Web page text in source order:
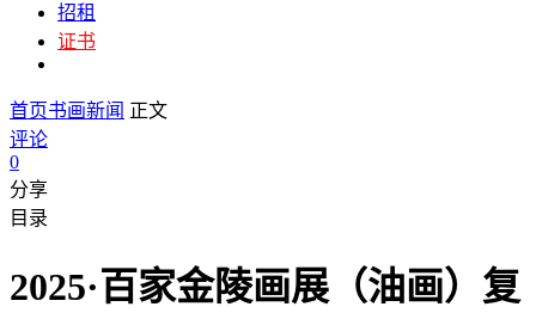
招租
证书
首页书画新闻 正文
评论
0
分享
目录
2025·百家金陵画展（油画）复